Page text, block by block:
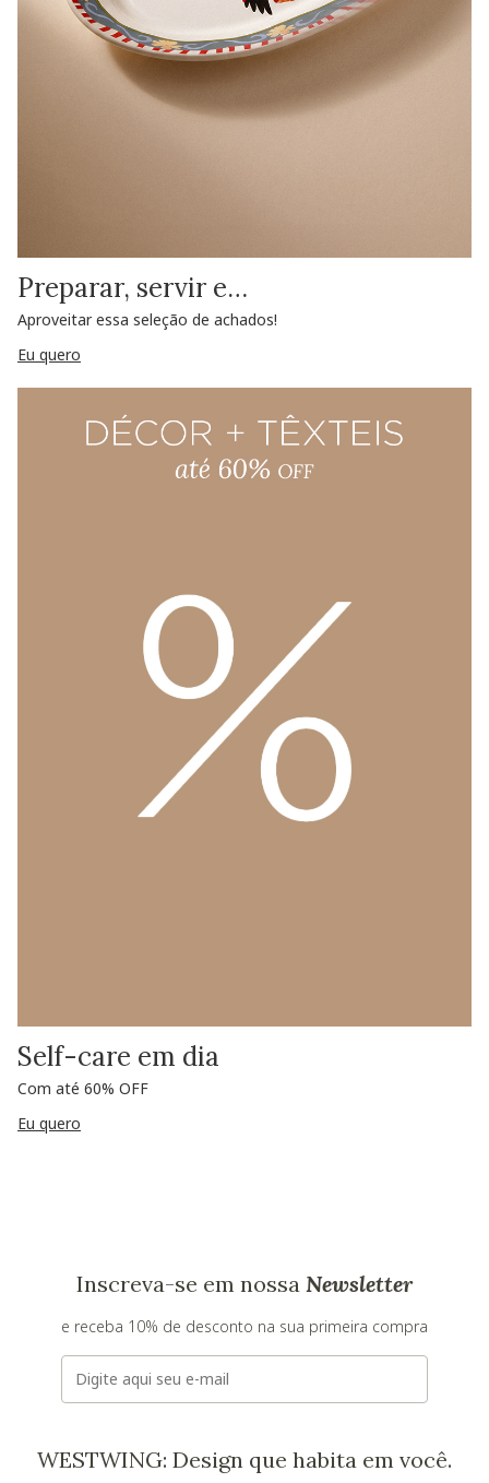
Preparar, servir e…
Aproveitar essa seleção de achados!
Eu quero
Self-care em dia
Com até 60% OFF
Eu quero
Inscreva-se em nossa Newsletter
e receba 10% de desconto na sua primeira compra
E-mail
WESTWING: Design que habita em você.